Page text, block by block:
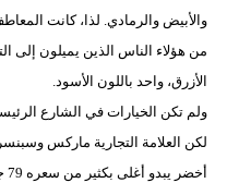
والأبيض والرمادي. لذا، كانت
من هؤلاء الناس الذين يميلون إلى
الأزرق، واحد باللون الأسود.
ولم تكن الخيارات في الشارع
لكن العلامة التجارية ماركس